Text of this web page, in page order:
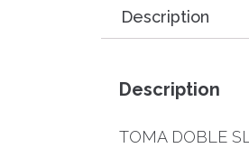
Description
Description
TOMA DOBLE